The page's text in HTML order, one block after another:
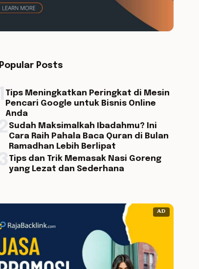
Popular Posts
Tips Meningkatkan Peringkat di Mesin
Pencari Google untuk Bisnis Online
Anda
Sudah Maksimalkah Ibadahmu? Ini
Cara Raih Pahala Baca Quran di Bulan
Ramadhan Lebih Berlipat
Tips dan Trik Memasak Nasi Goreng
yang Lezat dan Sederhana
AD